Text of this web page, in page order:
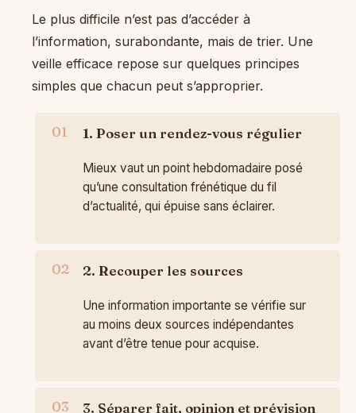
Le plus difficile n’est pas d’accéder à
l’information, surabondante, mais de trier. Une
veille efficace repose sur quelques principes
simples que chacun peut s’approprier.
1. Poser un rendez-vous régulier
Mieux vaut un point hebdomadaire posé
qu’une consultation frénétique du fil
d’actualité, qui épuise sans éclairer.
2. Recouper les sources
Une information importante se vérifie sur
au moins deux sources indépendantes
avant d’être tenue pour acquise.
3. Séparer fait, opinion et prévision